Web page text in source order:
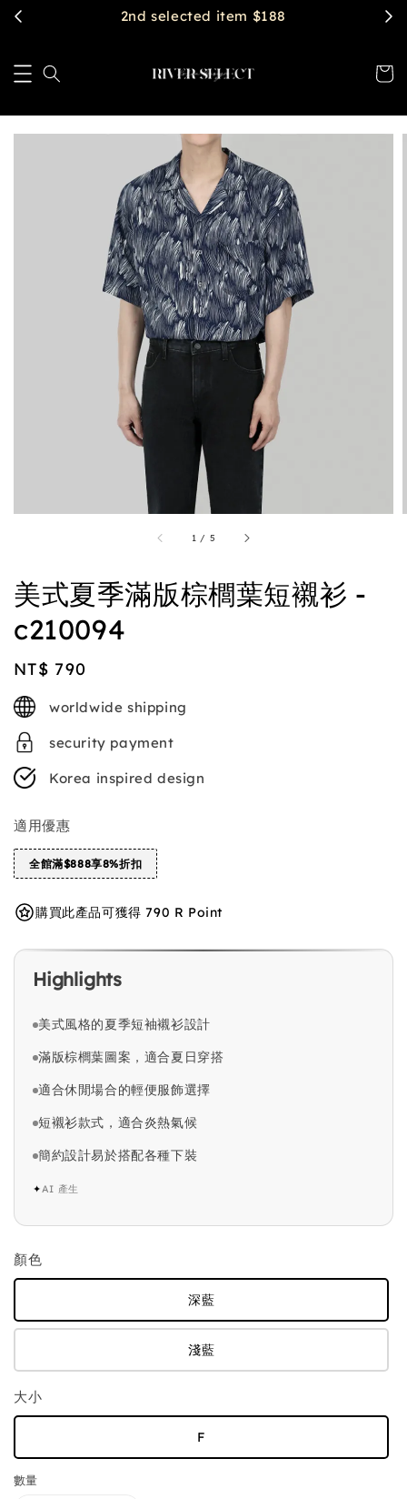
2nd selected item $188
1 / 5
美式夏季滿版棕櫚葉短襯衫 -
c210094
Regular
price
NT$ 790
worldwide shipping
security payment
Korea inspired design
適用優惠
全館滿$888享8%折扣
購買此產品可獲得 790 R Point
Highlights
美式風格的夏季短袖襯衫設計
滿版棕櫚葉圖案，適合夏日穿搭
適合休閒場合的輕便服飾選擇
短襯衫款式，適合炎熱氣候
簡約設計易於搭配各種下裝
✦AI 產生
顏色
深藍
淺藍
大小
F
數量